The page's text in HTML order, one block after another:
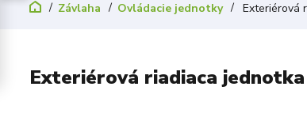
Závlaha Ovládacie jednotky Exteriérová
Exteriérová riadiaca